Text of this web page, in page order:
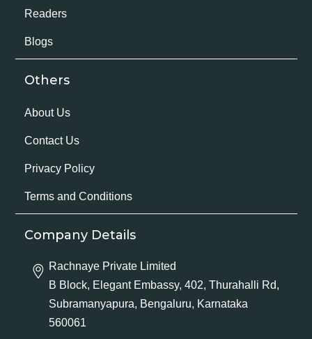
Readers
Blogs
Others
About Us
Contact Us
Privacy Policy
Terms and Conditions
Company Details
Rachnaye Private Limited
B Block, Elegant Embassy, 402, Thurahalli Rd,
Subramanyapura, Bengaluru, Karnataka
560061